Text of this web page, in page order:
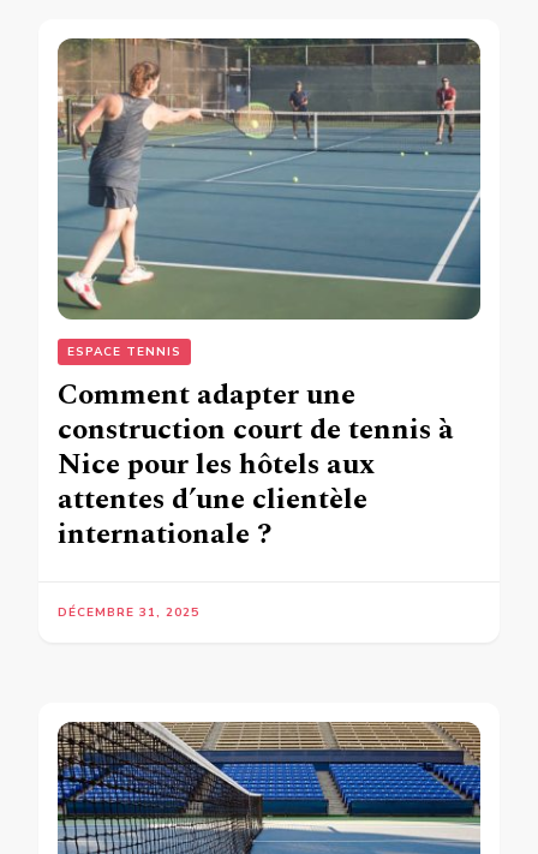
ESPACE TENNIS
Comment adapter une
construction court de tennis à
Nice pour les hôtels aux
attentes d’une clientèle
internationale ?
DÉCEMBRE 31, 2025